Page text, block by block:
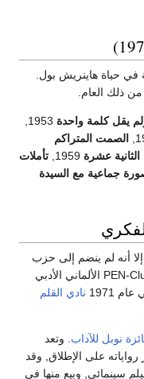
هامة في حياة هاينريش بول.
من ذلك العام.
يقل كلمة واحدة
الصمت المتراكم
عشرة
تأملات
جماعية مع السيدة
أنه لم ينضم إلى حزب
معين. وقد ترأس في عام 1970 نادي بن PEN-Club الألماني الأدبي
نادي القلم
نوبل للآداب. وتعد
على الإطلاق, وقد
إلى فيلم سينمائي, وبيع منها في